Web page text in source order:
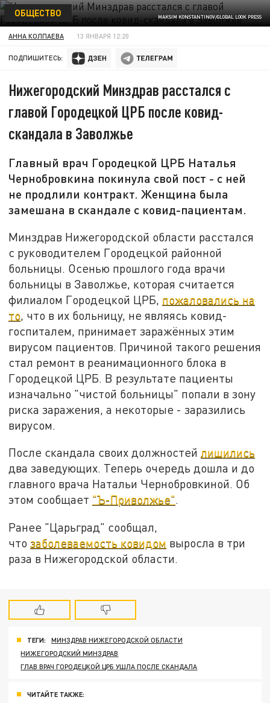
MAKSIM KONSTANTINOV/GLOBAL LOOK PRESS
ОБЩЕСТВО
АННА КОЛПАЕВА 13 ЯНВАРЯ 12:20
ПОДПИШИТЕСЬ:
Нижегородский Минздрав расстался с
главой Городецкой ЦРБ после ковид-
скандала в Заволжье
Главный врач Городецкой ЦРБ Наталья
Чернобровкина покинула свой пост - с ней
не продлили контракт. Женщина была
замешана в скандале с ковид-пациентам.
Минздрав Нижегородской области расстался
с руководителем Городецкой районной
больницы. Осенью прошлого года врачи
больницы в Заволжье, которая считается
филиалом Городецкой ЦРБ, пожаловались на
то, что в их больницу, не являясь ковид-
госпиталем, принимает заражённых этим
вирусом пациентов. Причиной такого решения
стал ремонт в реанимационного блока в
Городецкой ЦРБ. В результате пациенты
изначально "чистой больницы" попали в зону
риска заражения, а некоторые - заразились
вирусом.
После скандала своих должностейлишились
два заведующих. Теперь очередь дошла и до
главного врача Натальи Чернобровкиной. Об
этом сообщает "Ъ-Приволжье".
Ранее "Царьград" сообщал,
чтозаболеваемость ковидом выросла в три
раза в Нижегородской области.
ТЕГИ:
МИНЗДРАВ НИЖЕГОРОДСКОЙ ОБЛАСТИ
НИЖЕГОРОДСКИЙ МИНЗДРАВ
ГЛАВ ВРАЧ ГОРОДЕЦКОЙ ЦРБ УШЛА ПОСЛЕ СКАНДАЛА
ЧИТАЙТЕ ТАКЖЕ: